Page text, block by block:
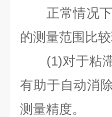
正常情况下
的测量范围比较
(1)对于粘
有助于自动消
测量精度。